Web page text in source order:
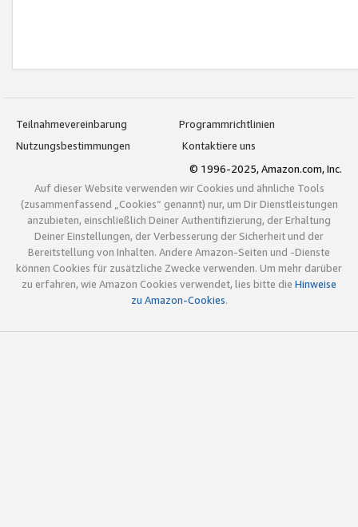
Teilnahmevereinbarung
Programmrichtlinien
Nutzungsbestimmungen
Kontaktiere uns
© 1996-2025, Amazon.com, Inc.
Auf dieser Website verwenden wir Cookies und ähnliche Tools
(zusammenfassend „Cookies“ genannt) nur, um Dir Dienstleistungen
anzubieten, einschließlich Deiner Authentifizierung, der Erhaltung
Deiner Einstellungen, der Verbesserung der Sicherheit und der
Bereitstellung von Inhalten. Andere Amazon-Seiten und -Dienste
können Cookies für zusätzliche Zwecke verwenden. Um mehr darüber
zu erfahren, wie Amazon Cookies verwendet, lies bitte die Hinweise
zu Amazon-Cookies.